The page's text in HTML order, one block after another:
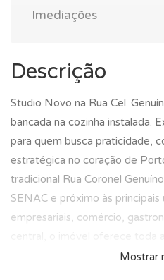
Imediações
Descrição
Studio Novo na Rua Cel.
bancada na cozinha instalada.
para quem busca praticidade,
estratégica no coração de
tradicional Rua Coronel
SENAC e próximo às
empresariais, comércio,
de tudo. Com projeto moderno
Mostrar